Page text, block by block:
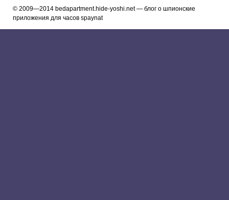
© 2009—2014 bedapartment.hide-yoshi.net— блог о шпионские
приложения для часов spaynat